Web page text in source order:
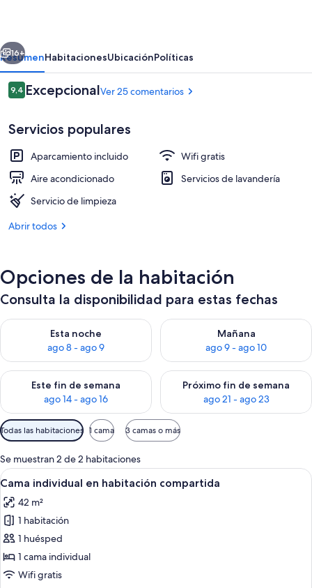
Siguiente
16+
ResumenHabitacionesUbicaciónPolíticas
Comentarios
9,49,4 de 10
ExcepcionalVer 25 comentarios
Servicios populares
Aparcamiento incluido
Wifi gratis
Aire acondicionado
Servicios de lavandería
Servicio de limpieza
Abrir todos
Opciones de la habitación
Consulta la disponibilidad para estas fechas
Esta noche
ago 8 - ago 9
Consulta la disponibilidad para esta noche, ago 8 - ago 9
Mañana
ago 9 - ago 10
Consulta la disponibilidad
Este fin de semana
ago 14 - ago 16
Consulta la disponibilidad para este fin de semana, ago 14 -
Próximo fin de semana
ago 21 - ago 23
Consulta la disponibilidad
Filtros
disponibles
para
las
habitaciones
Todas las habitaciones 1 cama 3 camas o más
Se muestran 2 de 2 habitaciones
Abrir
todas
las
fotos
de
Cama
individual
Habitación con literas y vistas al
7
Cama individual en habitación compartida
42 m²
1 habitación
1 huésped
1 cama individual
Wifi gratis